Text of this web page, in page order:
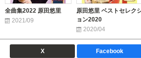
全曲集2022 原田悠里
2021/09
原田悠里 ベストセレク
ョン2020
2020/04
X Facebook